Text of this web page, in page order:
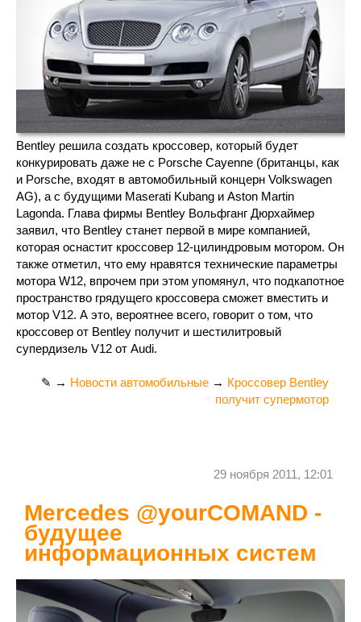
Bentley решила создать кроссовер, который будет
конкурировать даже не с Porsche Cayenne (британцы, как
и Porsche, входят в автомобильный концерн Volkswagen
AG), а с будущими Maserati Kubang и Aston Martin
Lagonda. Глава фирмы Bentley Вольфганг Дюрхаймер
заявил, что Bentley станет первой в мире компанией,
которая оснастит кроссовер 12-цилиндровым мотором. Он
также отметил, что ему нравятся технические параметры
мотора W12, впрочем при этом упомянул, что подкапотное
пространство грядущего кроссовера сможет вместить и
мотор V12. А это, вероятнее всего, говорит о том, что
кроссовер от Bentley получит и шестилитровый
супердизель V12 от Audi.
✎ → Новости автомобильные → Кроссовер Bentley
получит супермотор
29 ноября 2011, 12:01
Mercedes @yourCOMAND -
будущее
информационных систем